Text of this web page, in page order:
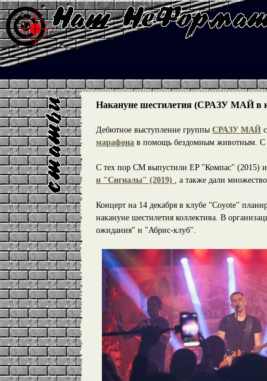
Накануне шестилетия (СРАЗУ МАЙ в
Дебютное выступление группы СРАЗУ МАЙ
марафона в помощь бездомным животным. С
С тех пор СМ выпустили EP "Компас" (2015)
и "Сигналы" (2019) , а также дали
Концерт на 14 декабря в клубе "Coyote"
накануне шестилетия коллектива. В
ожидания" и "Абрис-клуб".